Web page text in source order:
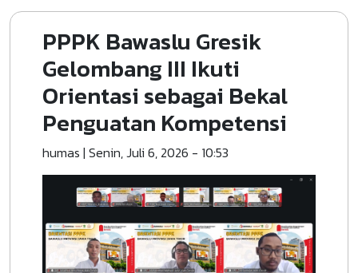
PPPK Bawaslu Gresik
Gelombang III Ikuti
Orientasi sebagai Bekal
Penguatan Kompetensi
humas | Senin, Juli 6, 2026 - 10:53